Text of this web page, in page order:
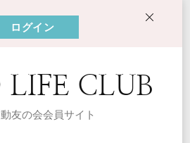
ログイン
CLUB
友の会会員サイト